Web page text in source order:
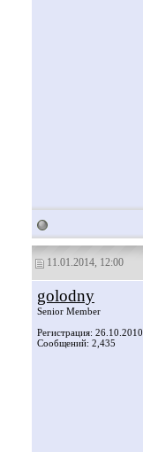
11.01.2014, 12:00
golodny
Senior Member
Регистрация: 26.10.2010
Сообщений: 2,435